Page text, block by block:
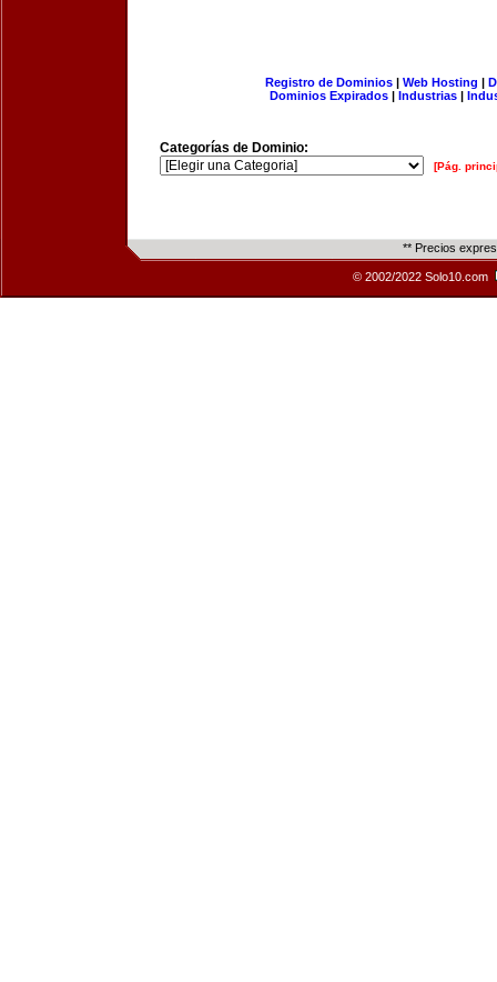
Registro de Dominios| Web Hosting |
Dominios Expirados | Industrias |
Categorías de Dominio:
[Pág.
** Precios
© 2002/2022 Solo10.com